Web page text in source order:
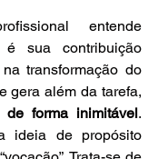
entende
é sua contribuição
transformação do
forma inimitável.
ideia de propósito